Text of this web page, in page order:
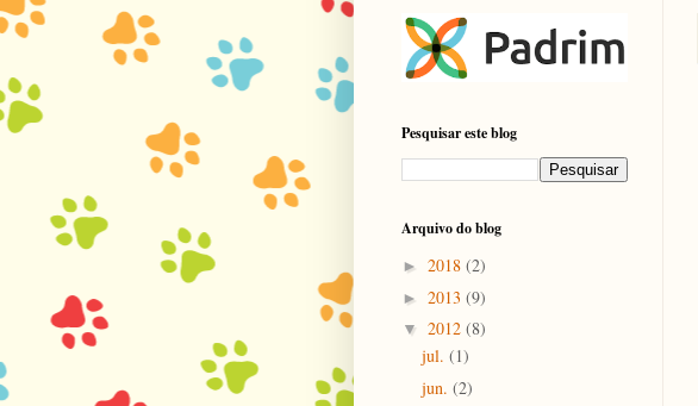
Pesquisar este blog
Arquivo do blog
► 2018 (2)
► 2013 (9)
▼ 2012 (8)
jul. (1)
jun. (2)